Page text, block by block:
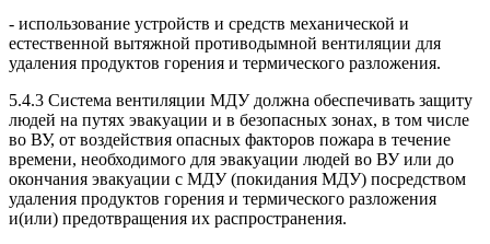
- использование устройств и средств механической и
естественной вытяжной противодымной вентиляции для
удаления продуктов горения и термического разложения.
5.4.3 Система вентиляции МДУ должна обеспечивать защиту
людей на путях эвакуации и в безопасных зонах, в том числе
во ВУ, от воздействия опасных факторов пожара в течение
времени, необходимого для эвакуации людей во ВУ или до
окончания эвакуации с МДУ (покидания МДУ) посредством
удаления продуктов горения и термического разложения
и(или) предотвращения их распространения.